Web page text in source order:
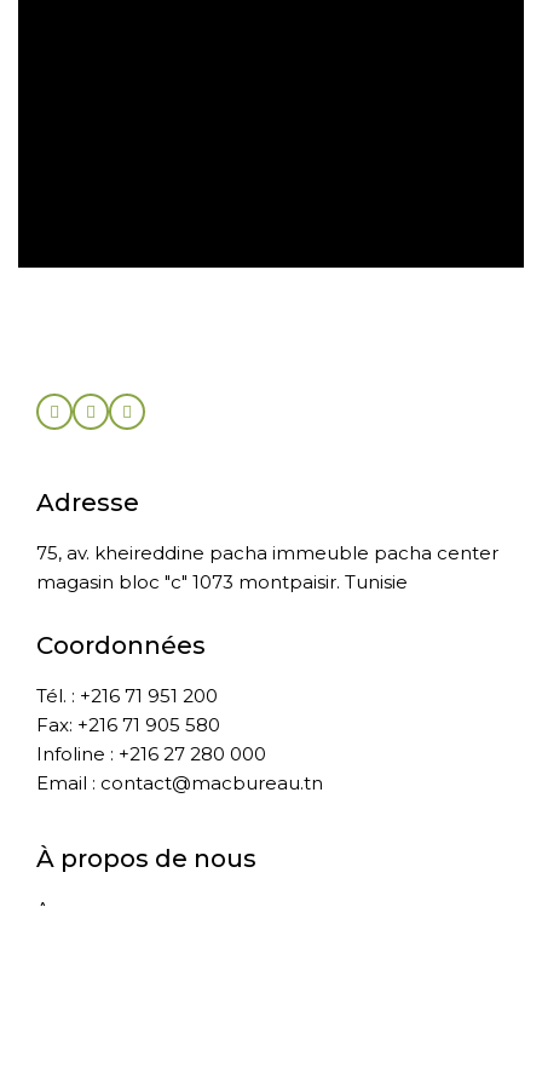
Adresse
75, av. kheireddine pacha immeuble pacha center
magasin bloc "c" 1073 montpaisir. Tunisie
Coordonnées
Tél. : +216 71 951 200
Fax: +216 71 905 580
Infoline : +216 27 280 000
Email : contact@macbureau.tn
À propos de nous
A propos